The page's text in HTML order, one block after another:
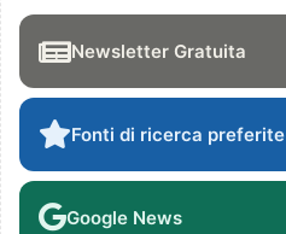
Newsletter Gratuita
Fonti di ricerca preferite
Google News